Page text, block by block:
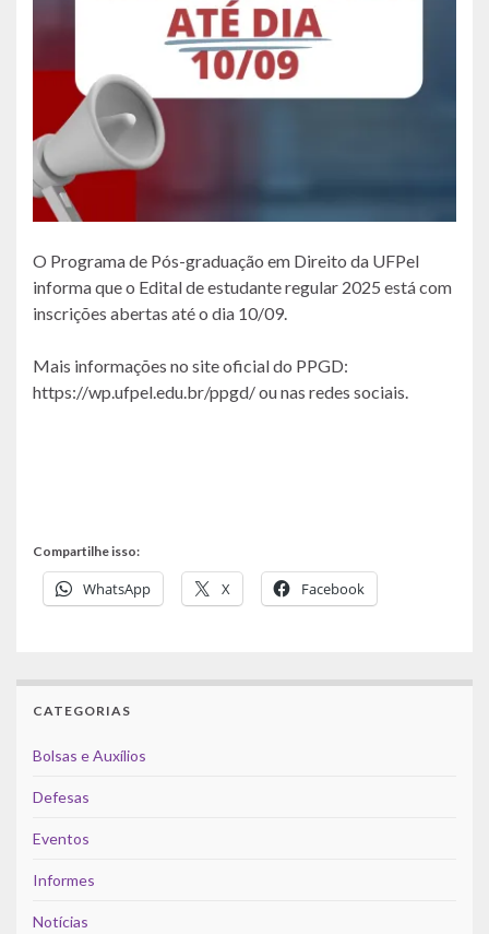
O Programa de Pós-graduação em Direito da UFPel
informa que o Edital de estudante regular 2025 está com
inscrições abertas até o dia 10/09.
Mais informações no site oficial do PPGD:
https://wp.ufpel.edu.br/ppgd/ ou nas redes sociais.
Compartilhe isso:
WhatsApp X Facebook
CATEGORIAS
Bolsas e Auxílios
Defesas
Eventos
Informes
Notícias